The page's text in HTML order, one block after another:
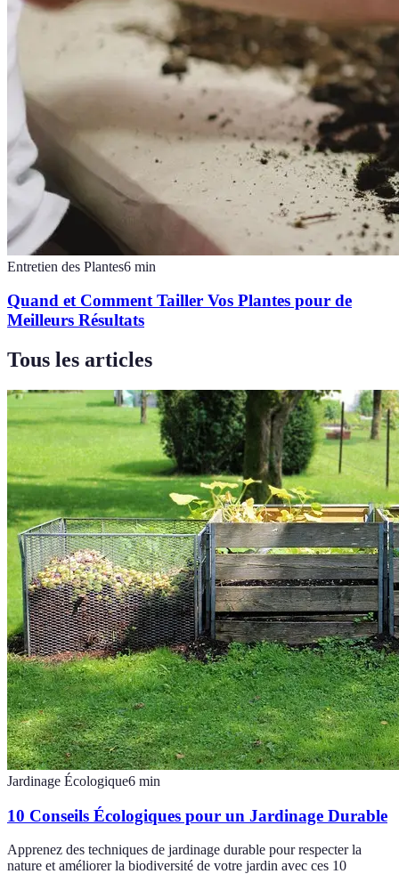
Entretien des Plantes6 min
Quand et Comment Tailler Vos Plantes pour de
Meilleurs Résultats
Tous les articles
Jardinage Écologique6 min
10 Conseils Écologiques pour un Jardinage Durable
Apprenez des techniques de jardinage durable pour respecter la
nature et améliorer la biodiversité de votre jardin avec ces 10